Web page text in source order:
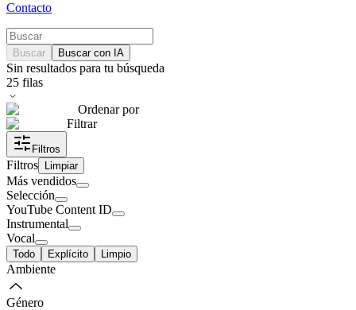
Contacto
Buscar Buscar con IA
Sin resultados para tu búsqueda
25 filas
Ordenar por
Filtrar
Filtros
Filtros Limpiar
Más vendidos
Selección
YouTube Content ID
Instrumental
Vocal
Todo Explícito Limpio
Ambiente
Género